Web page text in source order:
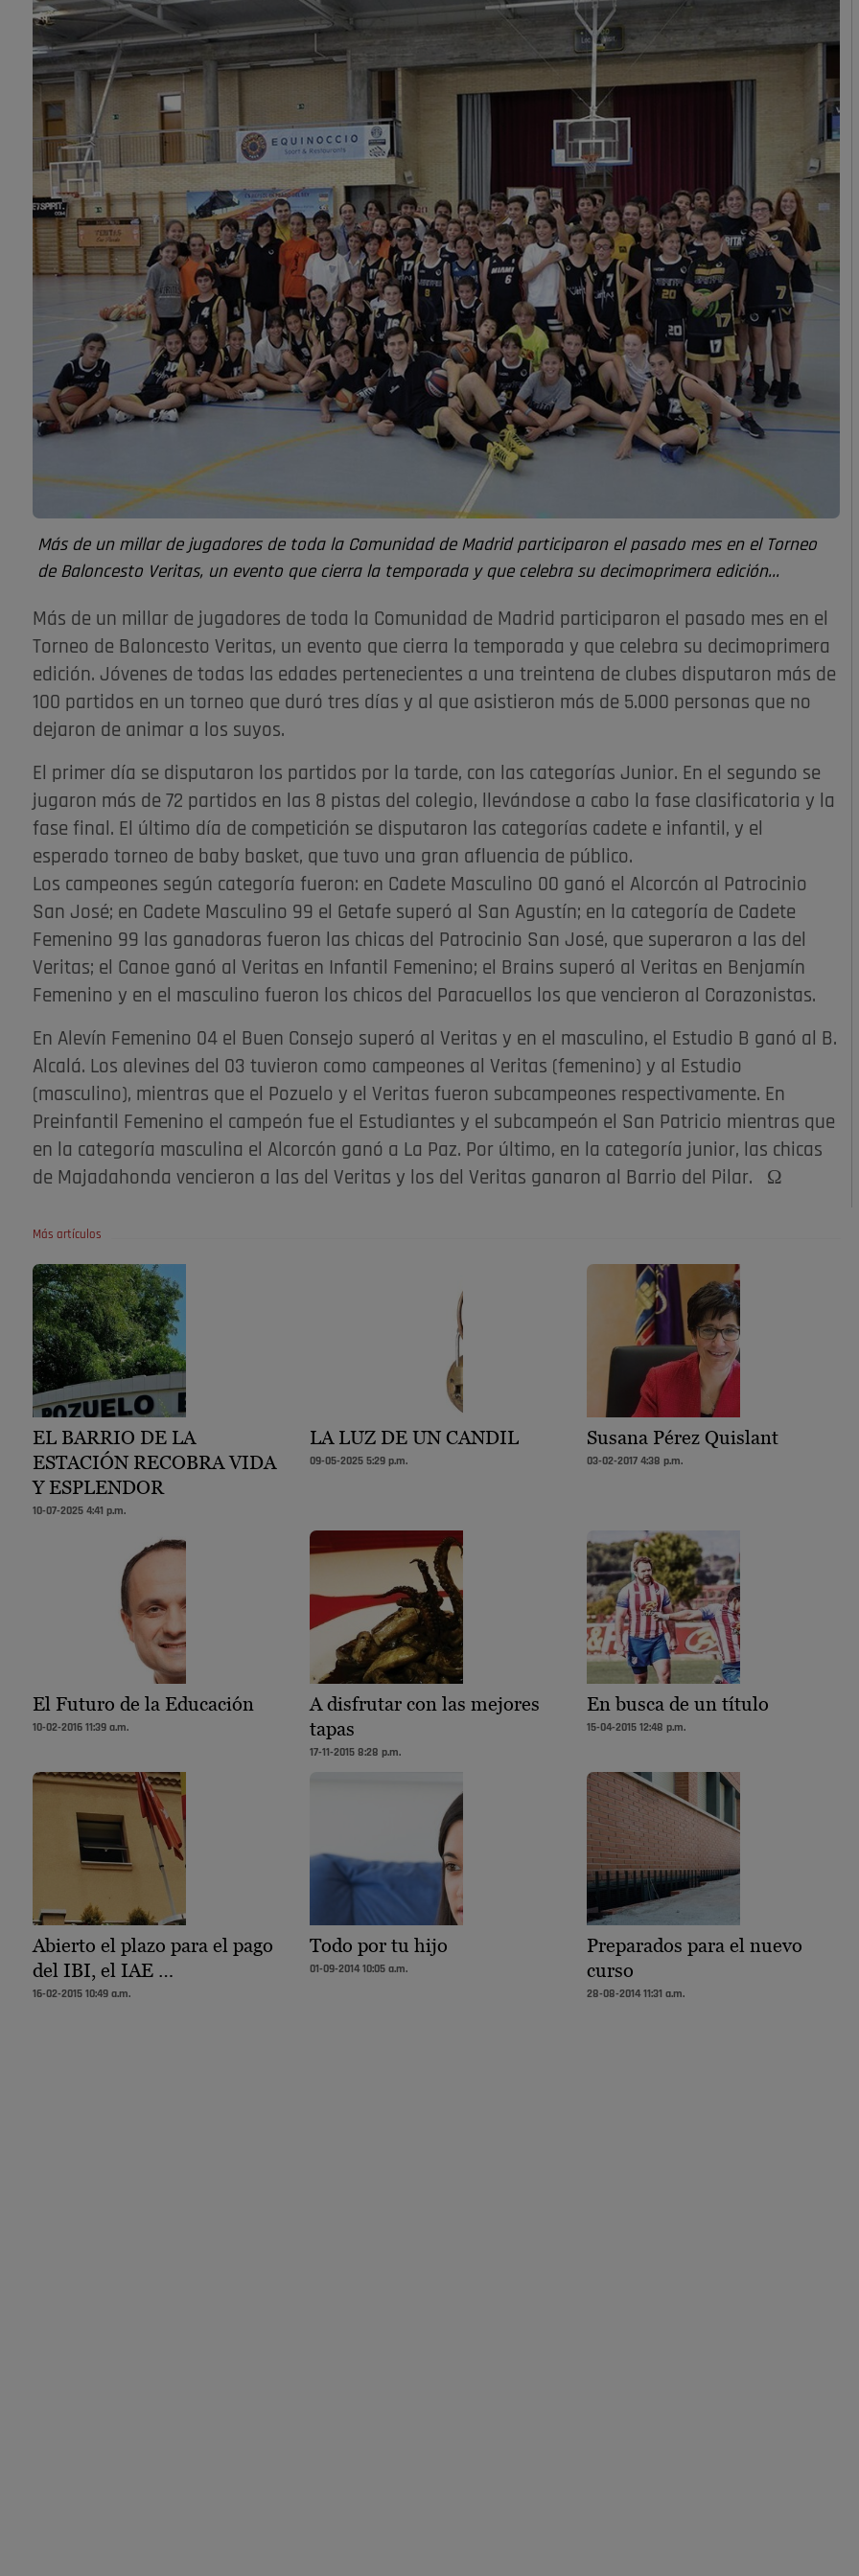
Más de un millar de jugadores de toda la Comunidad de Madrid participaron el pasado mes en el Torneo
de Baloncesto Veritas, un evento que cierra la temporada y que celebra su decimoprimera edición...
Más de un millar de jugadores de toda la Comunidad de Madrid participaron el pasado mes en el
Torneo de Baloncesto Veritas, un evento que cierra la temporada y que celebra su decimoprimera
edición. Jóvenes de todas las edades pertenecientes a una treintena de clubes disputaron más de
100 partidos en un torneo que duró tres días y al que asistieron más de 5.000 personas que no
dejaron de animar a los suyos.
El primer día se disputaron los partidos por la tarde, con las categorías Junior. En el segundo se
jugaron más de 72 partidos en las 8 pistas del colegio, llevándose a cabo la fase clasificatoria y la
fase final. El último día de competición se disputaron las categorías cadete e infantil, y el
esperado torneo de baby basket, que tuvo una gran afluencia de público.
Los campeones según categoría fueron: en Cadete Masculino 00 ganó el Alcorcón al Patrocinio
San José; en Cadete Masculino 99 el Getafe superó al San Agustín; en la categoría de Cadete
Femenino 99 las ganadoras fueron las chicas del Patrocinio San José, que superaron a las del
Veritas; el Canoe ganó al Veritas en Infantil Femenino; el Brains superó al Veritas en Benjamín
Femenino y en el masculino fueron los chicos del Paracuellos los que vencieron al Corazonistas.
En Alevín Femenino 04 el Buen Consejo superó al Veritas y en el masculino, el Estudio B ganó al B.
Alcalá. Los alevines del 03 tuvieron como campeones al Veritas (femenino) y al Estudio
(masculino), mientras que el Pozuelo y el Veritas fueron subcampeones respectivamente. En
Preinfantil Femenino el campeón fue el Estudiantes y el subcampeón el San Patricio mientras que
en la categoría masculina el Alcorcón ganó a La Paz. Por último, en la categoría junior, las chicas
de Majadahonda vencieron a las del Veritas y los del Veritas ganaron al Barrio del Pilar. Ω
Más artículos
EL BARRIO DE LA
ESTACIÓN RECOBRA VIDA
Y ESPLENDOR
10-07-2025 4:41 p.m.
LA LUZ DE UN CANDIL
09-05-2025 5:29 p.m.
Susana Pérez Quislant
03-02-2017 4:38 p.m.
El Futuro de la Educación
10-02-2016 11:39 a.m.
A disfrutar con las mejores
tapas
17-11-2015 8:28 p.m.
En busca de un título
15-04-2015 12:48 p.m.
Abierto el plazo para el pago
del IBI, el IAE …
16-02-2015 10:49 a.m.
Todo por tu hijo
01-09-2014 10:05 a.m.
Preparados para el nuevo
curso
28-08-2014 11:31 a.m.